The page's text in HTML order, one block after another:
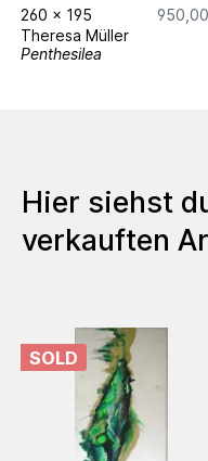
260 x 195
Theresa Müller
Penthesilea
Hier siehst
verkauften
SOLD